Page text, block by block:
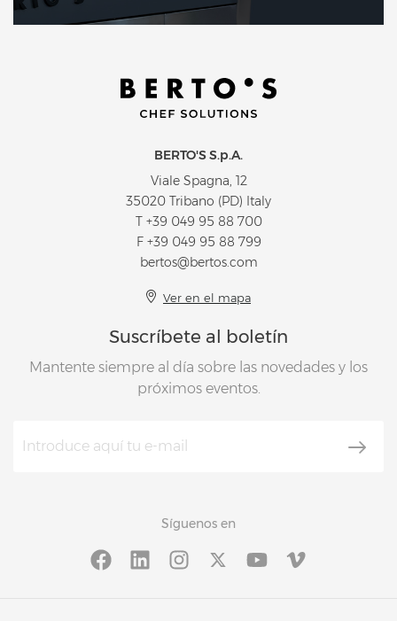
BERTO'S S.p.A.
Viale Spagna, 12
35020 Tribano (PD) Italy
T +39 049 95 88 700
F +39 049 95 88 799
bertos@bertos.com
Ver en el mapa
Suscríbete al boletín
Mantente siempre al día sobre las novedades y los
próximos eventos.
Síguenos en